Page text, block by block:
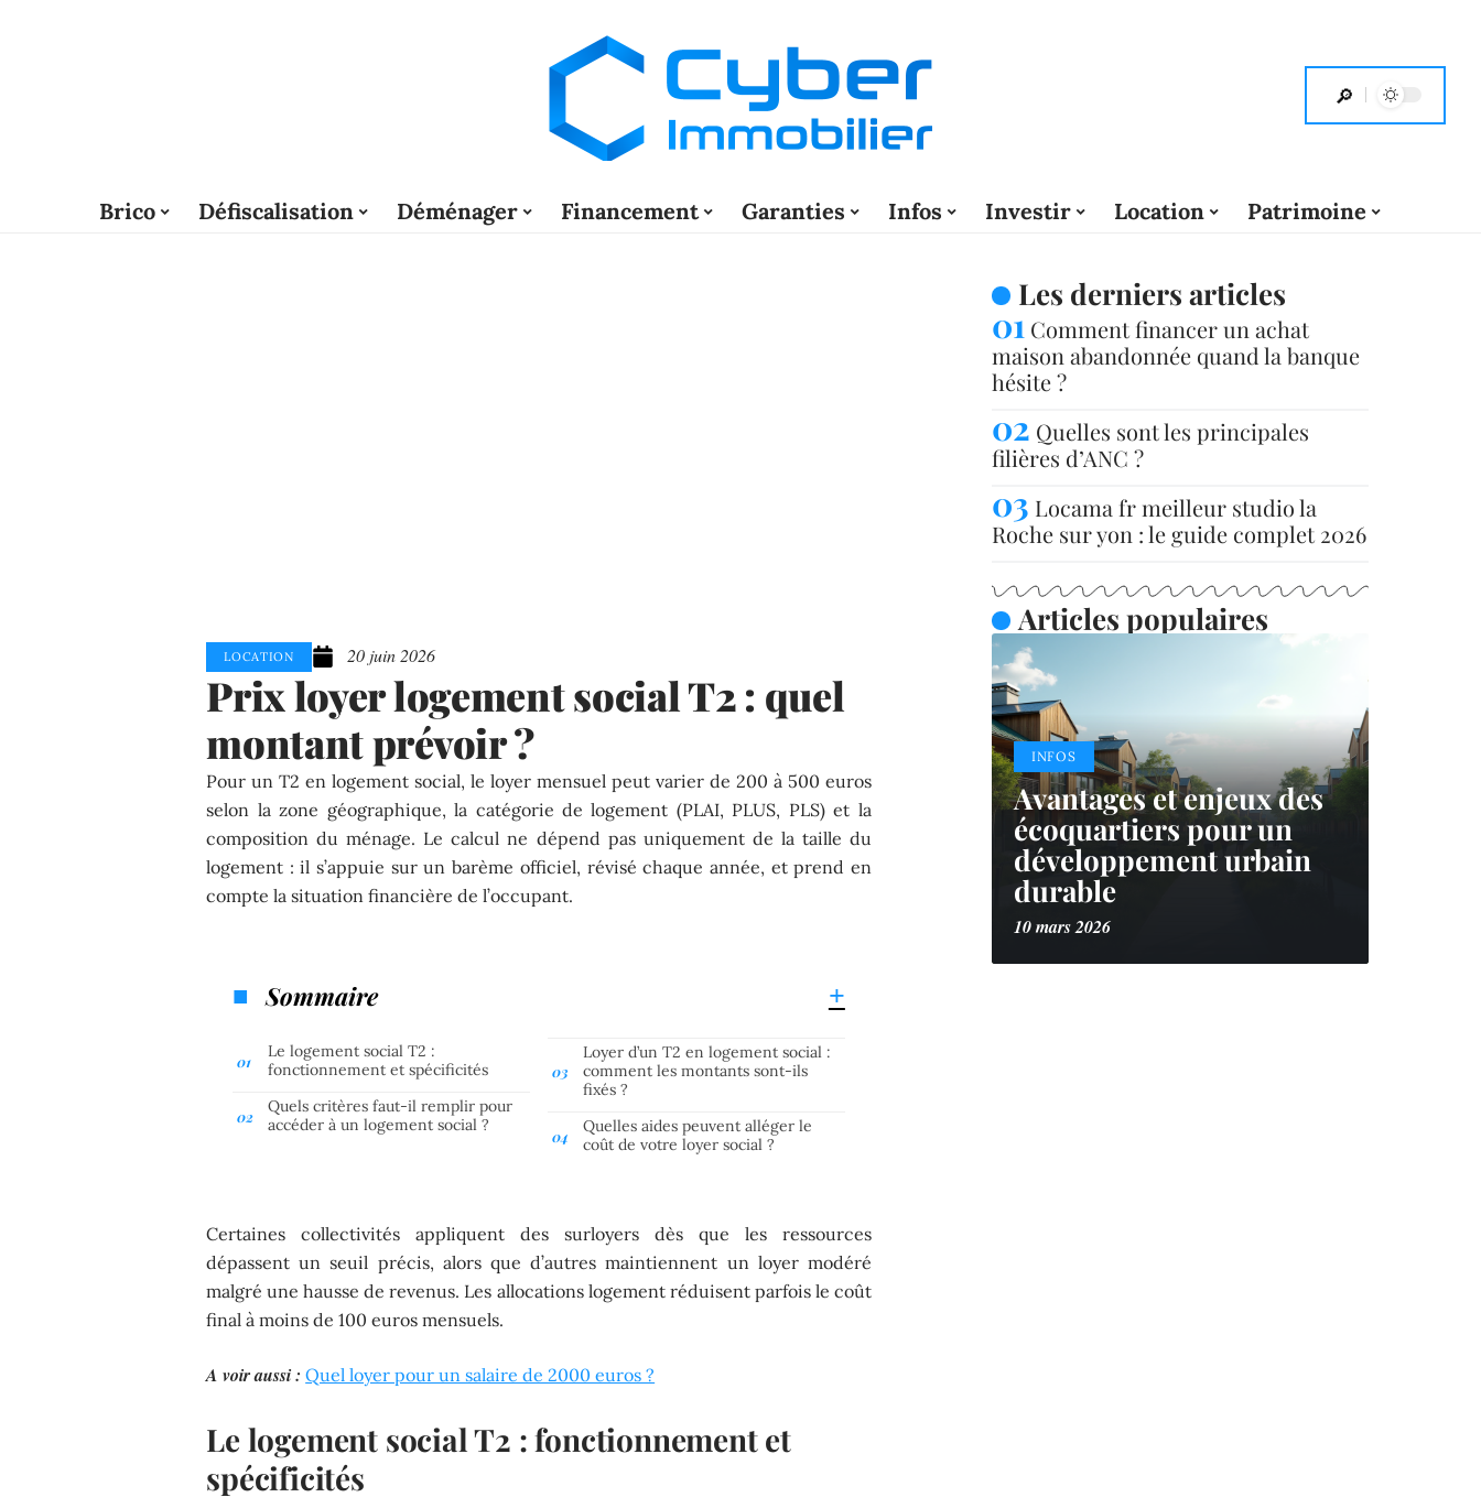
Brico Défiscalisation Déménager Financement Garanties Infos Investir Location Patrimoine
LOCATION 20 juin 2026
Prix loyer logement social T2 : quel
montant prévoir ?
Pour un T2 en logement social, le loyer mensuel peut varier de 200 à 500 euros
selon la zone géographique, la catégorie de logement (PLAI, PLUS, PLS) et la
composition du ménage. Le calcul ne dépend pas uniquement de la taille du
logement : il s’appuie sur un barème officiel, révisé chaque année, et prend en
compte la situation financière de l’occupant.
Sommaire
Le logement social T2 :
fonctionnement et spécificités
Quels critères faut-il remplir pour
accéder à un logement social ?
Loyer d’un T2 en logement social :
comment les montants sont-ils
fixés ?
Quelles aides peuvent alléger le
coût de votre loyer social ?
Certaines collectivités appliquent des surloyers dès que les ressources
dépassent un seuil précis, alors que d’autres maintiennent un loyer modéré
malgré une hausse de revenus. Les allocations logement réduisent parfois le coût
final à moins de 100 euros mensuels.
A voir aussi : Quel loyer pour un salaire de 2000 euros ?
Le logement social T2 : fonctionnement et
spécificités
Les derniers articles
Comment financer un achat
maison abandonnée quand la banque
hésite ?
Quelles sont les principales
filières d’ANC ?
Locama fr meilleur studio la
Roche sur yon : le guide complet 2026
Articles populaires
INFOS
Avantages et enjeux des
écoquartiers pour un
développement urbain
durable
10 mars 2026